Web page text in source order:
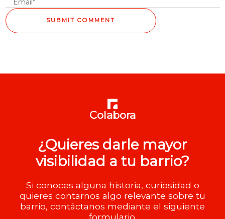
Colabora
¿Quieres darle mayor
visibilidad a tu barrio?
Si conoces alguna historia, curiosidad o
quieres contarnos algo relevante sobre tu
barrio, contáctanos mediante el siguiente
formulario.